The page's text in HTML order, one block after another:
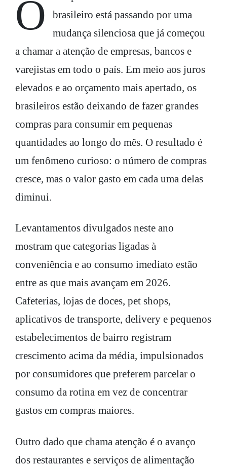
O comportamento do consumidor
brasileiro está passando por uma
mudança silenciosa que já começou
a chamar a atenção de empresas, bancos e
varejistas em todo o país. Em meio aos juros
elevados e ao orçamento mais apertado, os
brasileiros estão deixando de fazer grandes
compras para consumir em pequenas
quantidades ao longo do mês. O resultado é
um fenômeno curioso: o número de compras
cresce, mas o valor gasto em cada uma delas
diminui.
Levantamentos divulgados neste ano
mostram que categorias ligadas à
conveniência e ao consumo imediato estão
entre as que mais avançam em 2026.
Cafeterias, lojas de doces, pet shops,
aplicativos de transporte, delivery e pequenos
estabelecimentos de bairro registram
crescimento acima da média, impulsionados
por consumidores que preferem parcelar o
consumo da rotina em vez de concentrar
gastos em compras maiores.
Outro dado que chama atenção é o avanço
dos restaurantes e serviços de alimentação